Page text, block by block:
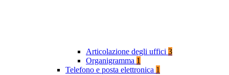
Articolazione degli uffici 3
Organigramma 1
Telefono e posta elettronica 1